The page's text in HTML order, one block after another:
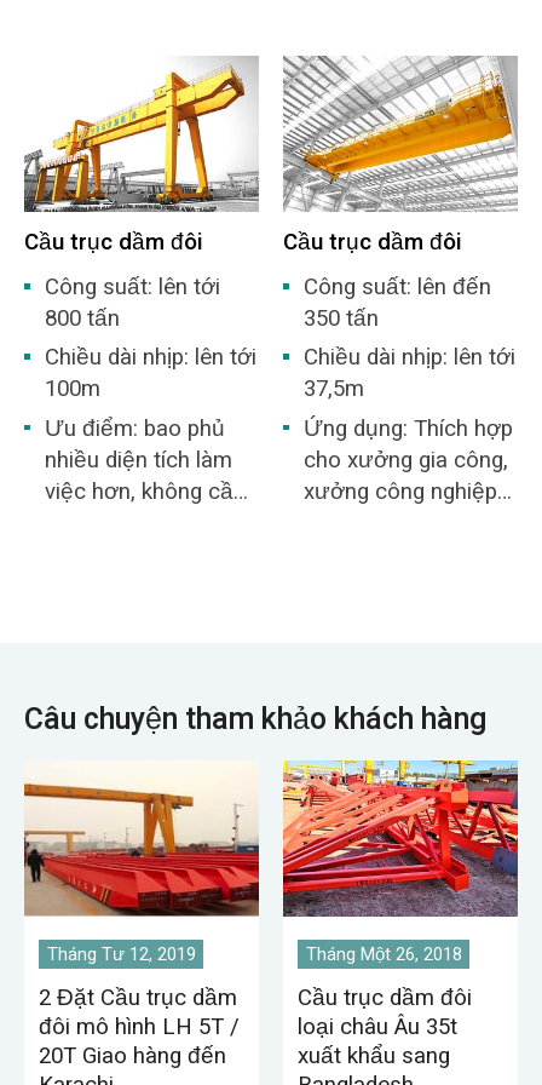
sắt nóng chảy qua bộ chuyển đổi, để xử lý sắt
nóng chảy từ khoang tinh chế sang lò luyện hoặc
từ khoang thép lỏng sang túi quay đúc liên tục.
cảng, v.v. để bốc dỡ
vật liệu rời.
hoặc IIC, nhóm nhiệt
độ bắt lửa là T1-T4
nhóm khí dễ cháy
hoặc hỗn hợp khí dễ
nổ do hơi và không
khí tạo thành. Nó phù
hợp cho các khu vực
nguy hiểm trong
Vùng 1 hoặc Vùng 2.
Cầu trục dầm đôi
Công suất: lên tới
800 tấn
Chiều dài nhịp: lên tới
100m
Ưu điểm: bao phủ
nhiều diện tích làm
việc hơn, không cần
Cầu trục dầm đôi
Công suất: lên đến
350 tấn
Chiều dài nhịp: lên tới
37,5m
Ứng dụng: Thích hợp
cho xưởng gia công,
xưởng công nghiệp
Câu chuyện tham khảo khách hàng
Tháng Tư 12, 2019
2 Đặt Cầu trục dầm
đôi mô hình LH 5T /
20T Giao hàng đến
Tháng Một 26, 2018
Cầu trục dầm đôi
loại châu Âu 35t
xuất khẩu sang